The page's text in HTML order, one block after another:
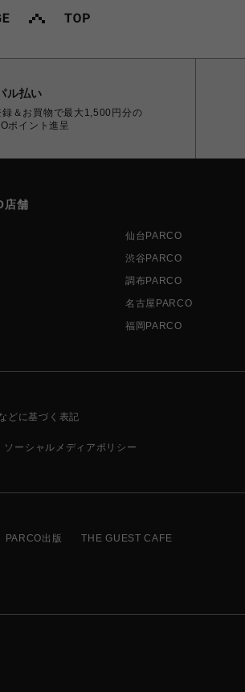
ル払い
録＆お買物で最大1,500円分の
ポイント進呈
店舗
仙台PARCO
渋谷PARCO
調布PARCO
名古屋PARCO
福岡PARCO
どに基づく表記
ソーシャルメディアポリシー
PARCO出版 THE GUEST CAFE